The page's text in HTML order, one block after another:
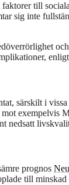
till
sig inte
enligt
särskilt i
exempelvis
nedsatt
prognos
till